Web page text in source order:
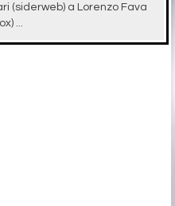
(siderweb) a Lorenzo Fava
...